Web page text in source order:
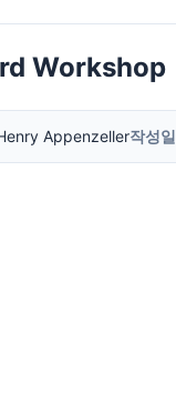
Workshop
Appenzeller작성일